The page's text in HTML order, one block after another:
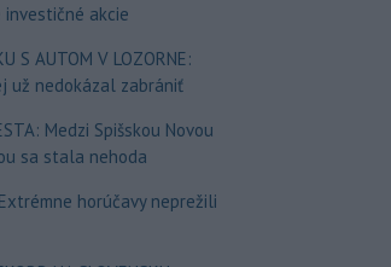
investičné akcie
S AUTOM V LOZORNE:
už nedokázal zabrániť
Medzi Spišskou Novou
sa stala nehoda
horúčavy neprežili